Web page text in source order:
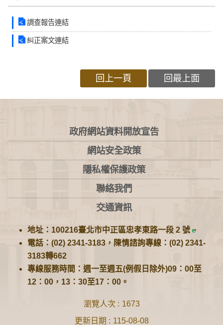
調查報告連結
糾正案文連結
回上一頁 回最上面
:::
政府網站資料開放宣告
網站安全政策
隱私權保護政策
聯絡我們
交通資訊
地址：100216臺北市中正區忠孝東路一段 2 號
電話：(02) 2341-3183，陳情諮詢專線：(02) 2341-
3183轉662
專線服務時間：週一至週五(例假日除外)09：00至
12：00，13：30至17：00。
瀏覽人次
1673
更新日期
115-08-08